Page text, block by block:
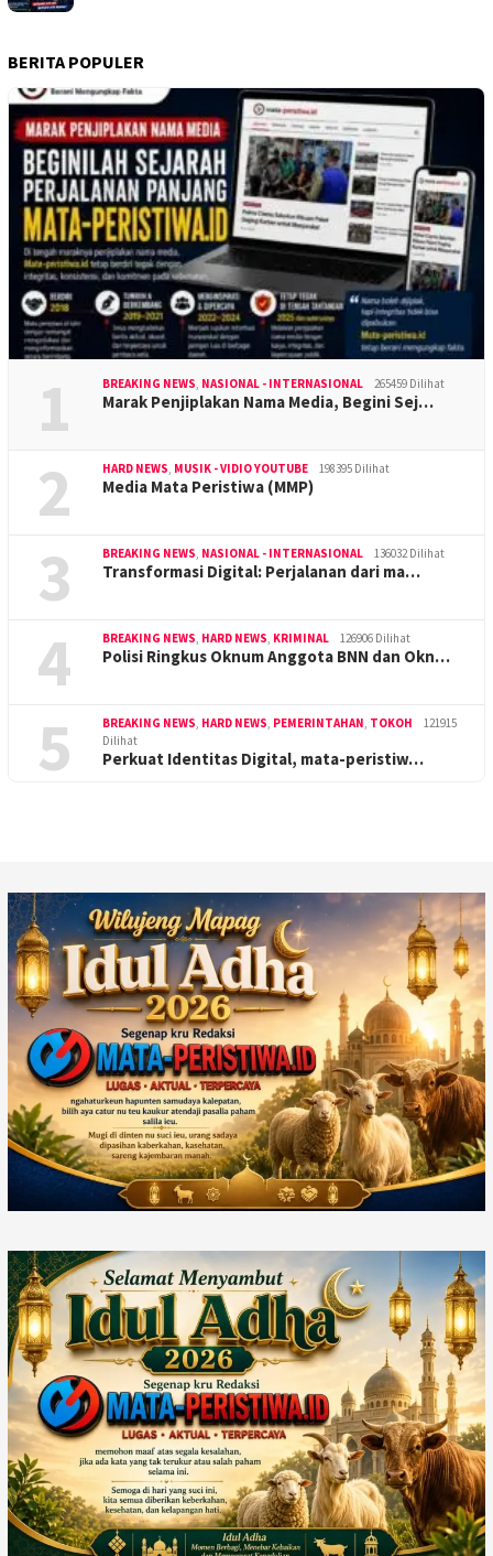
BERITA POPULER
1 BREAKING NEWS, NASIONAL - INTERNASIONAL 265459 Dilihat
Marak Penjiplakan Nama Media, Begini Sej…
2 HARD NEWS, MUSIK - VIDIO YOUTUBE 198395 Dilihat
Media Mata Peristiwa (MMP)
3 BREAKING NEWS, NASIONAL - INTERNASIONAL 136032 Dilihat
Transformasi Digital: Perjalanan dari ma…
4 BREAKING NEWS, HARD NEWS, KRIMINAL 126906 Dilihat
Polisi Ringkus Oknum Anggota BNN dan Okn…
5 BREAKING NEWS, HARD NEWS, PEMERINTAHAN, TOKOH
121915
Dilihat
Perkuat Identitas Digital, mata-peristiw…